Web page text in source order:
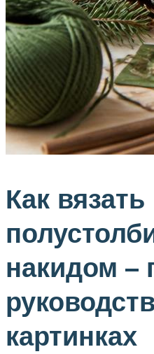
Как вязать
накидом –
картинках